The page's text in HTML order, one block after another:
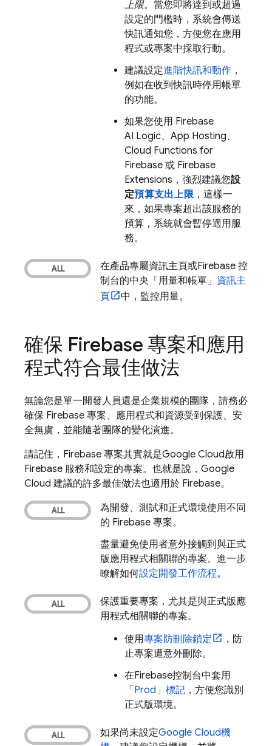
上限。當您即將達到或超過
設定的門檻時，系統會傳送
快訊通知您，方便您在應用
程式或專案中採取行動。
建議設定進階快訊和動作 ，
例如在收到快訊時停用帳單
的功能。
如果您使用 Firebase
AI Logic、 App Hosting、
Cloud Functions for
Firebase 或 Firebase
Extensions ，強烈建議您設
定預算支出上限，這樣一
來，如果專案超出該服務的
預算，系統就會暫停適用服
務。
在產品專屬資訊主頁或Firebase 控
制台的中央「用量和帳單」 資訊主
頁
中，監控用量。
確保 Firebase 專案和應用
程式符合最佳做法
無論您是單一開發人員還是企業規模的團隊，請務必
確保 Firebase 專案、應用程式和資源受到保護、安
全無虞，並能隨著團隊的變化演進。
請記住，Firebase 專案其實就是Google Cloud啟用
Firebase 服務和設定的專案。也就是說，Google
Cloud 建議的許多最佳做法也適用於 Firebase。
為開發、測試和正式環境使用不同
的 Firebase 專案。
盡量避免使用者意外接觸到與正式
版應用程式相關聯的專案。進一步
瞭解如何設定開發工作流程。
保護重要專案，尤其是與正式版應
用程式相關聯的專案。
使用專案防刪除鎖定
，防
止專案遭意外刪除。
在Firebase控制台中套用
「Prod」標記 ，方便您識別
正式版環境。
如果尚未設定Google Cloud機